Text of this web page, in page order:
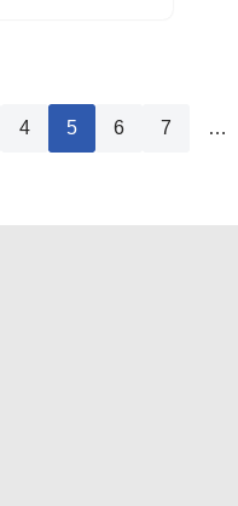
4 5 6 7 …